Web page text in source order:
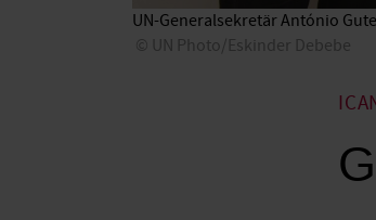
UN-Generalsekretär António
UN Photo/Eskinder Debebe